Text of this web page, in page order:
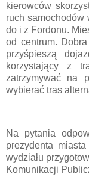
kierowców
ruch samochodów
do i z Fordonu.
od centrum.
przyśpieszą
korzystający z
zatrzymywać na
wybierać tras
Na pytania
prezydenta
wydziału
Komunikacji